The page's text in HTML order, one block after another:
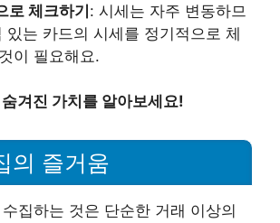
로 체크하기: 시세는 자주 변동하므
있는 카드의 시세를 정기적으로 체
이 필요해요.
겨진 가치를 알아보세요!
의 즐거움
집하는 것은 단순한 거래 이상의